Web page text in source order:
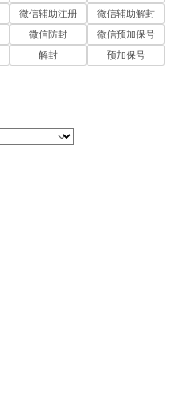
微信辅助注册
微信辅助解封
微信防封
微信预加保号
解封 预加保号